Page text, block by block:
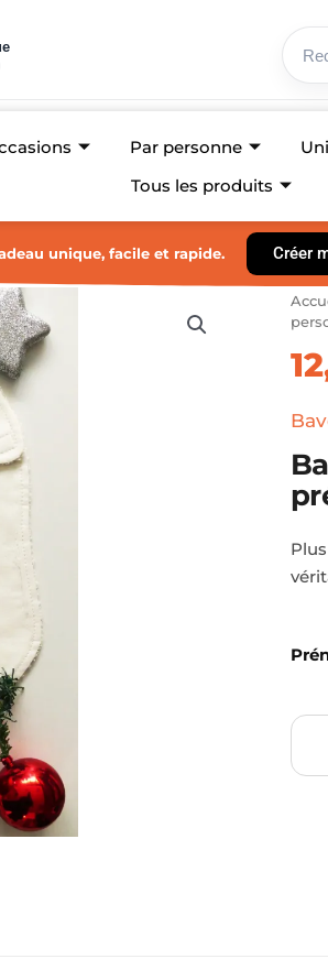
Par personne
Tous les produits
unique, facile et rapide. Créer